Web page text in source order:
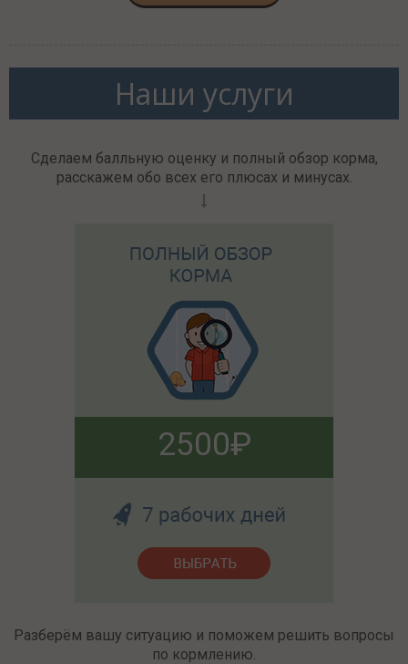
Наши услуги
Сделаем балльную оценку и полный обзор корма,
расскажем обо всех его плюсах и минусах.
2500
Разберём вашу ситуацию и поможем решить вопросы
по кормлению.